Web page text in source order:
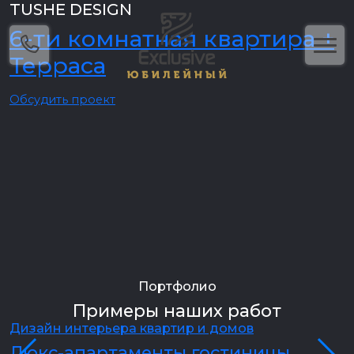
TUSHE DESIGN
6-ти комнатная квартира +
Терраса
Обсудить проект
Портфолио
Примеры наших работ
Дизайн интерьера квартир и домов